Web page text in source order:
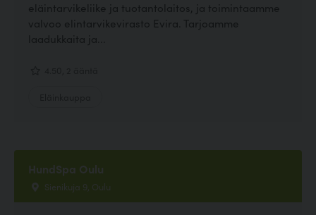
eläintarvikeliike ja tuotantolaitos, ja toimintaamme
valvoo elintarvikevirasto Evira. Tarjoamme
laadukkaita ja...
HundSpa Oulu
Sienikuja 9, Oulu